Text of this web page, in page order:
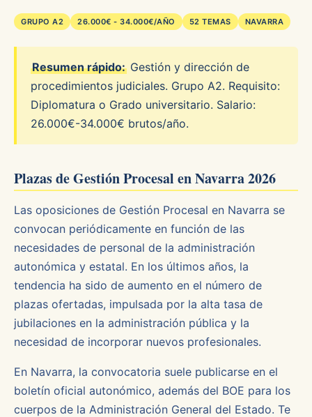
GRUPO A2 26.000€ - 34.000€/AÑO 52 TEMAS NAVARRA
Resumen rápido: Gestión y dirección de
procedimientos judiciales. Grupo A2. Requisito:
Diplomatura o Grado universitario. Salario:
26.000€-34.000€ brutos/año.
Plazas de Gestión Procesal en Navarra 2026
Las oposiciones de Gestión Procesal en Navarra se
convocan periódicamente en función de las
necesidades de personal de la administración
autonómica y estatal. En los últimos años, la
tendencia ha sido de aumento en el número de
plazas ofertadas, impulsada por la alta tasa de
jubilaciones en la administración pública y la
necesidad de incorporar nuevos profesionales.
En Navarra, la convocatoria suele publicarse en el
boletín oficial autonómico, además del BOE para los
cuerpos de la Administración General del Estado. Te